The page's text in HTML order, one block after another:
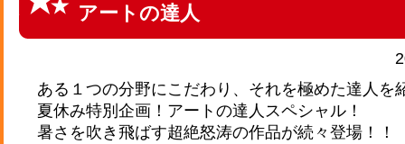
アートの達人
ある１つの分野にこだわり、それを極めた達人を
夏休み特別企画！アートの達人スペシャル！
暑さを吹き飛ばす超絶怒涛の作品が続々登場！！